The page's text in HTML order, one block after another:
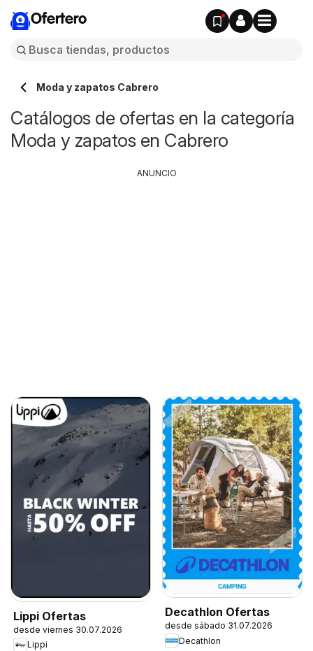
Ofertero
Moda y zapatos Cabrero
Catálogos de ofertas en la categoría
Moda y zapatos en Cabrero
Lippi Ofertas
desde viernes 30.07.2026
Lippi
Decathlon Ofertas
desde sábado 31.07.2026
Decathlon
ANUNCIO